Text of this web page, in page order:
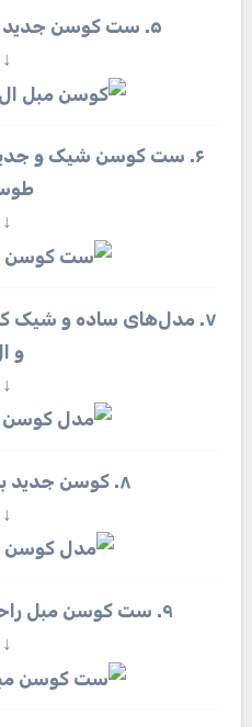
۵. ست کوسن جدید برای مبل ال راحتی
↓
۶. ست کوسن شیک و جدید
↓
۷. مدل‌های ساده و شیک
و
↓
۸. کوسن جدید با طرح سال ۲۰۲۰
↓
۹. ست کوسن مبل راحتی و ال با طرح گلیم
↓